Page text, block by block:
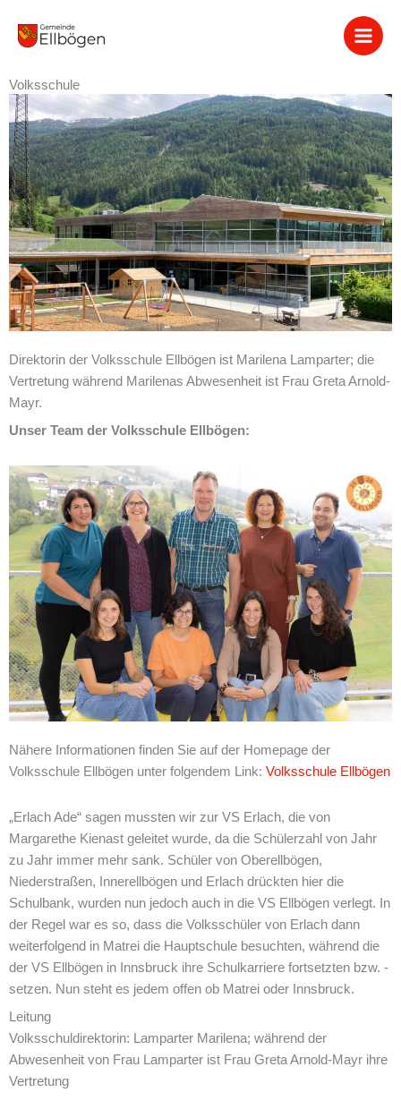
Inhalt
Volksschule
Direktorin der Volksschule Ellbögen ist Marilena Lamparter; die
Vertretung während Marilenas Abwesenheit ist Frau Greta Arnold-
Mayr.
Unser Team der Volksschule Ellbögen:
Nähere Informationen finden Sie auf der Homepage der
Volksschule Ellbögen unter folgendem Link: Volksschule Ellbögen
„Erlach Ade“ sagen mussten wir zur VS Erlach, die von
Margarethe Kienast geleitet wurde, da die Schülerzahl von Jahr
zu Jahr immer mehr sank. Schüler von Oberellbögen,
Niederstraßen, Innerellbögen und Erlach drückten hier die
Schulbank, wurden nun jedoch auch in die VS Ellbögen verlegt. In
der Regel war es so, dass die Volksschüler von Erlach dann
weiterfolgend in Matrei die Hauptschule besuchten, während die
der VS Ellbögen in Innsbruck ihre Schulkarriere fortsetzten bzw. -
setzen. Nun steht es jedem offen ob Matrei oder Innsbruck.
Leitung
Volksschuldirektorin: Lamparter Marilena; während der
Abwesenheit von Frau Lamparter ist Frau Greta Arnold-Mayr ihre
Vertretung